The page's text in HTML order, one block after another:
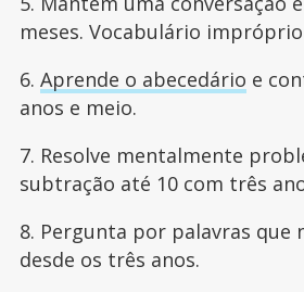
meses. Vocabulário
6. Aprende o abecedário e
anos e meio.
7. Resolve mentalmente
subtração até 10 com três
8. Pergunta por palavras que
desde os três anos.